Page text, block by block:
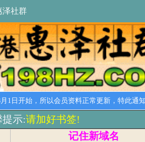
泽社群
始，所以会员资料正常更新，特此通知！
示:请加好书签!
记住新域名